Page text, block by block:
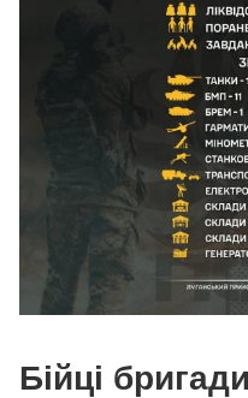
Бійці